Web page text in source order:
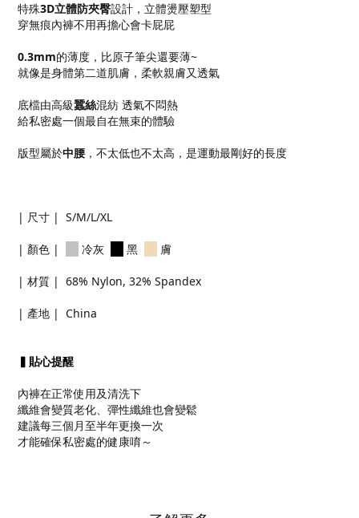
特殊3D立體防夾臀設計，立體燙壓塑型
穿無痕內褲不用再擔心會卡屁屁
0.3mm的薄度，比原子筆尖還要薄~
就像是身體第二道肌膚，柔軟親膚又透氣
底檔由高級蠶絲混紡 透氣不悶熱
給私密處一個最自在無束的體驗
版型屬於中腰 ，不太低也不太高，是運動最剛好的長度
| 尺寸 | S/M/L/XL
| 顏色 | 冷灰 黑 膚
| 材質 | 68% Nylon, 32% Spandex
| 產地 | China
▍貼心提醒
內褲在正常使用及清洗下
纖維會變質老化、彈性纖維也會變鬆
建議每三個月至半年更換一次
才能確保私密處的健康唷～